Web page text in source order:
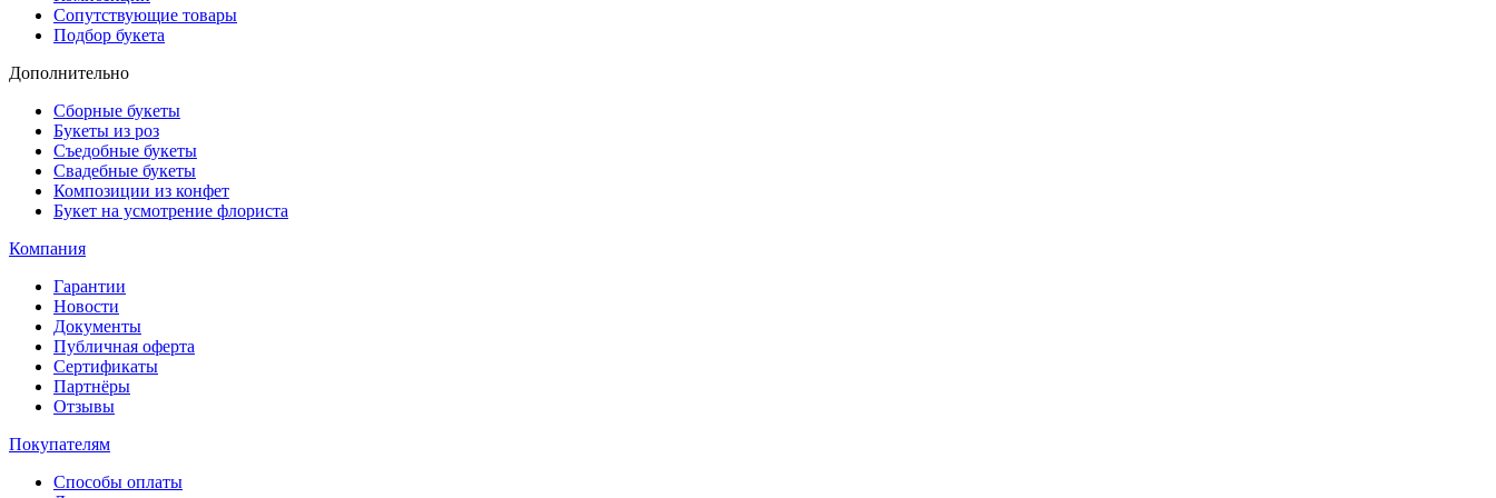
Сопутствующие товары
Подбор букета
Дополнительно
Сборные букеты
Букеты из роз
Съедобные букеты
Свадебные букеты
Композиции из конфет
Букет на усмотрение флориста
Компания
Гарантии
Новости
Документы
Публичная оферта
Сертификаты
Партнёры
Отзывы
Покупателям
Способы оплаты